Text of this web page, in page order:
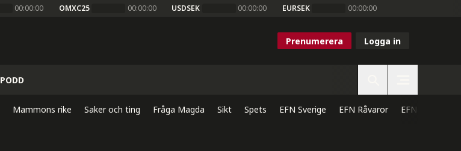
00:00:00 OMXC25 00:00:00 USDSEK 00:00:00 EURSEK 00:00:00
Prenumerera Logga in
PODD
Mammons rike Saker och ting Fråga Magda Sikt Spets EFN Sverige EFN Råvaror EFN Direkt